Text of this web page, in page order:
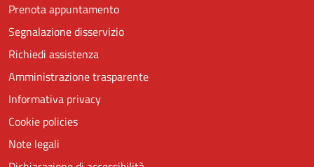
Prenota appuntamento
Segnalazione disservizio
Richiedi assistenza
Amministrazione trasparente
Informativa privacy
Cookie policies
Note legali